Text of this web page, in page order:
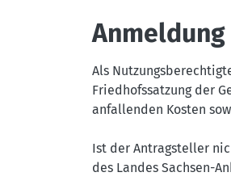
Als
Friedhofssatzung der
anfallenden Kosten
Ist der Antragsteller
des Landes Sachsen-